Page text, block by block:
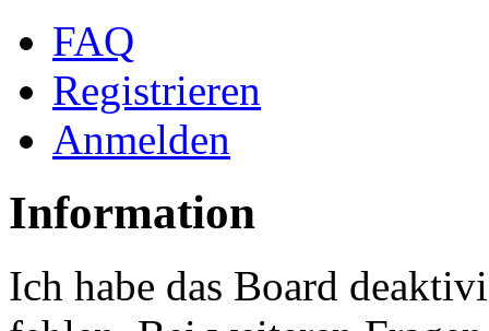
FAQ
Registrieren
Anmelden
Information
Ich habe das Board